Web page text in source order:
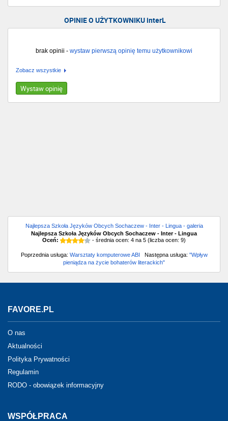
OPINIE O UŻYTKOWNIKU interL
brak opinii - wystaw pierwszą opinię temu użytkownikowi
Zobacz wszystkie
Wystaw opinię
Najlepsza Szkoła Języków Obcych Sochaczew - Inter - Lingua - galeria
Najlepsza Szkoła Języków Obcych Sochaczew - Inter - Lingua
Oceń:
- średnia ocen: 4 na 5 (liczba ocen: 9)
Poprzednia usługa: Warsztaty komputerowe ABI Następna usługa: "Wpływ
pieniądza na życie bohaterów literackich"
FAVORE.PL
O nas
Aktualności
Polityka Prywatności
Regulamin
RODO - obowiązek informacyjny
WSPÓŁPRACA